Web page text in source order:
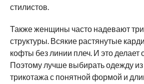
стилистов.
Также женщины часто надевают
структуры. Всякие растянутые
кофты без линии плеч. И это
Поэтому лучше выбирать одежду из
трикотажа с понятной формой и